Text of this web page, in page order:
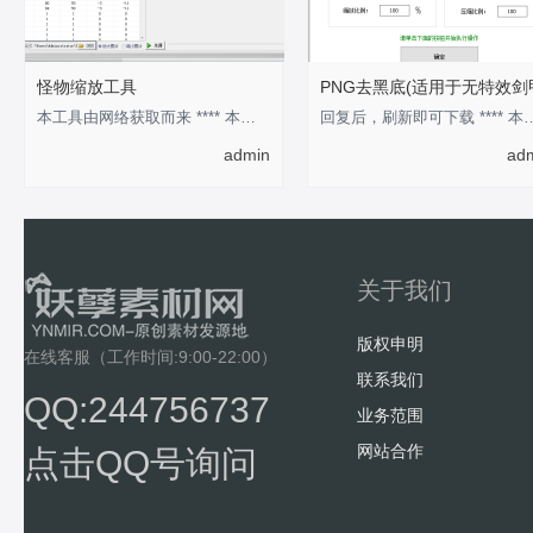
怪物缩放工具
本工具由网络获取而来 **** 本内容被作者隐藏 ****
admin
PNG去黑底(适用于无特效剑
回复后，刷新即可
在线客服（工作时间:9:00-22:00）
QQ:244756737
点击QQ号询问
关于我们
版权申明
联系我们
业务范围
网站合作